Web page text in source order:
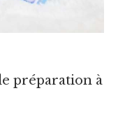
préparation à